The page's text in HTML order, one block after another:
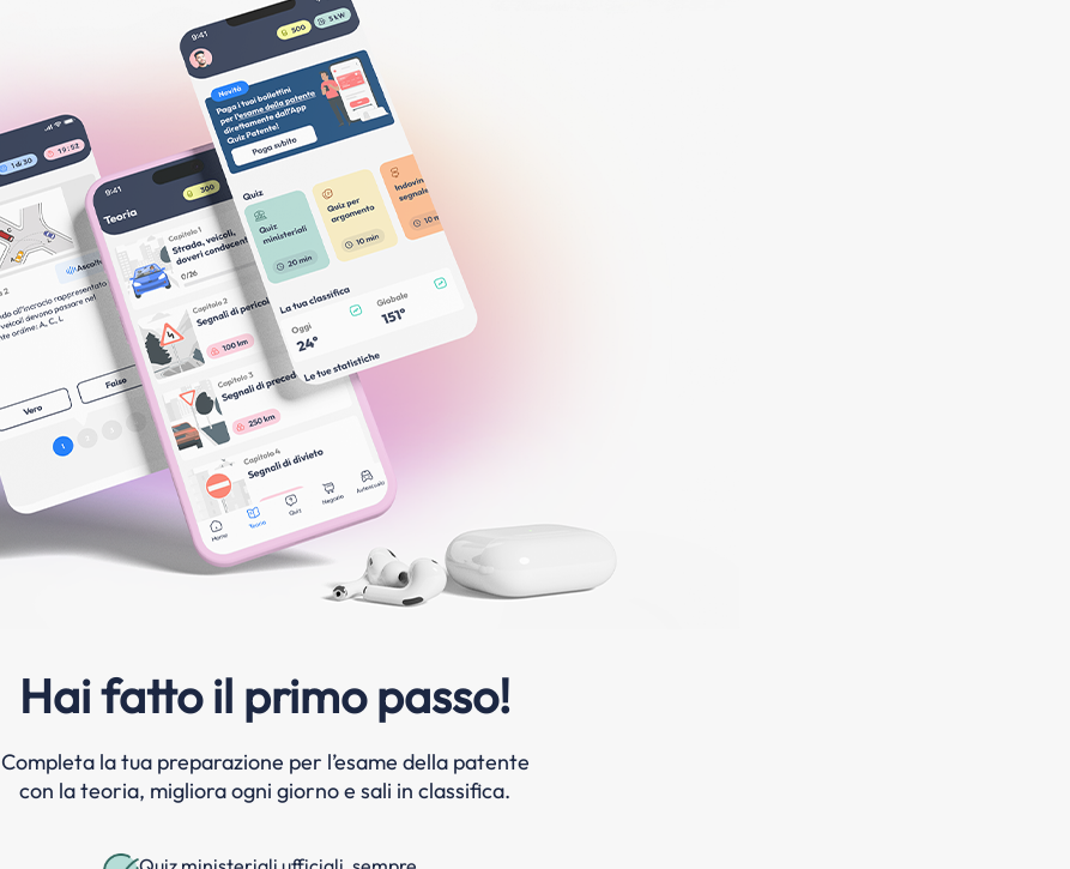
Hai fatto il primo passo!
Completa la tua preparazione per l’esame della patente
con la teoria, migliora ogni giorno e sali in classifica.